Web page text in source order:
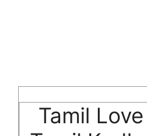
Tamil Love